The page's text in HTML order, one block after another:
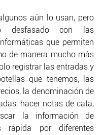
aún lo usan, pero
desfasado con las
que permiten
de manera mucho más
registrar las entradas y
que tenemos, las
la denominación de
hacer notas de cata,
la información de
rápida por diferentes